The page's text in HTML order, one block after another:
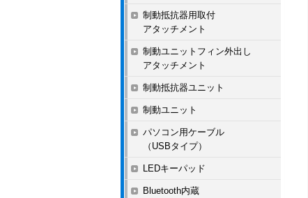
制動抵抗器用取付
アタッチメント
制動ユニットフィン外出し
アタッチメント
制動抵抗器ユニット
制動ユニット
パソコン用ケーブル
（USBタイプ）
LEDキーパッド
Bluetooth内蔵